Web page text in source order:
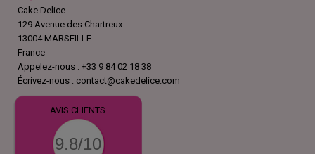
Cake Delice
129 Avenue des Chartreux
13004 MARSEILLE
France
Appelez-nous : +33 9 84 02 18 38
Écrivez-nous : contact@cakedelice.com
AVIS CLIENTS
9.8/10